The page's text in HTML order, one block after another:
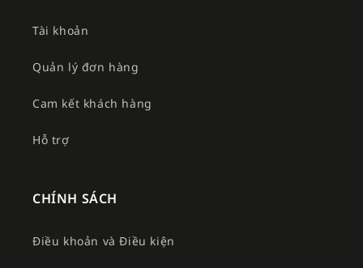
Tài khoản
Quản lý đơn hàng
Cam kết khách hàng
Hỗ trợ
CHÍNH SÁCH
Điều khoản và Điều kiện